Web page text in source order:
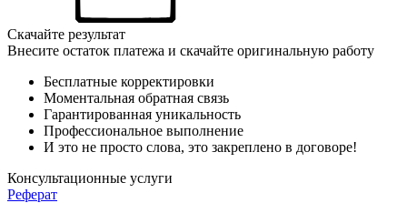
Скачайте результат
Внесите остаток платежа и скачайте оригинальную работу
Бесплатные корректировки
Моментальная обратная связь
Гарантированная уникальность
Профессиональное выполнение
И это не просто слова, это закреплено в договоре!
Консультационные услуги
Реферат